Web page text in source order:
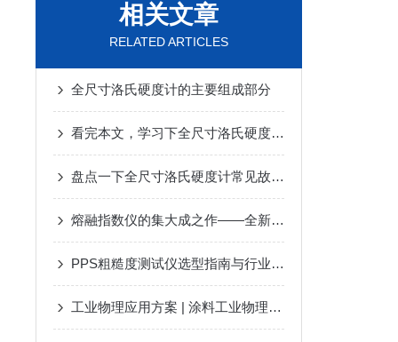
相关文章
RELATED ARTICLES
全尺寸洛氏硬度计的主要组成部分
看完本文，学习下全尺寸洛氏硬度计的使用方法
盘点一下全尺寸洛氏硬度计常见故障及解决方案
熔融指数仪的集大成之作——全新Ray-Ran MFR300
PPS粗糙度测试仪选型指南与行业适配场景
工业物理应用方案 | 涂料工业物理性能检测